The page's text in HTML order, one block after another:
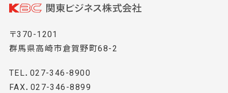
〒370-1201
群馬県高崎市倉賀野町68-2
TEL．027-346-8900
FAX．027-346-8899